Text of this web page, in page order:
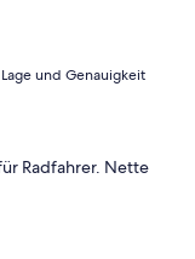
und Genauigkeit
Radfahrer. Nette